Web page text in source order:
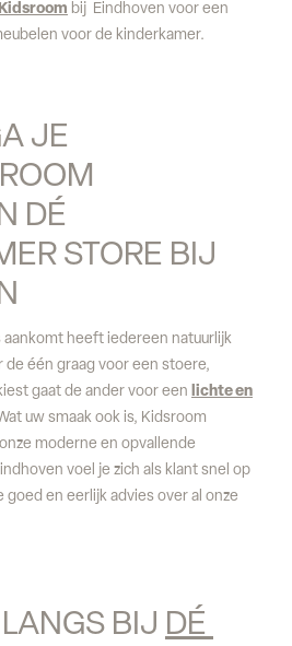
bij Eindhoven voor een
voor de kinderkamer.
JE
DÉ
STORE BIJ
heeft iedereen natuurlijk
de één graag voor een stoere,
gaat de ander voor een lichte en
uw smaak ook is, Kidsroom
moderne en opvallende
voel je zich als klant snel op
goed en eerlijk advies over al onze
BIJ DÉ